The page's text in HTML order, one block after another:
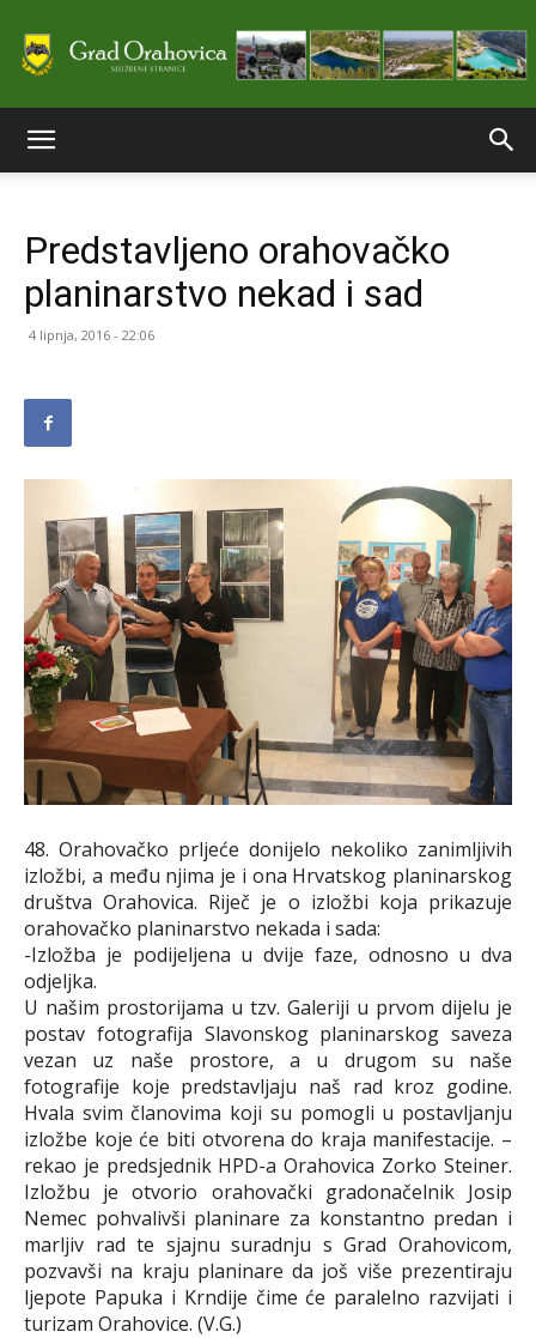
stranice
Predstavljeno orahovačko
planinarstvo nekad i sad
4 lipnja, 2016 - 22:06
48. Orahovačko prljeće donijelo nekoliko zanimljivih
izložbi, a među njima je i ona Hrvatskog planinarskog
društva Orahovica. Riječ je o izložbi koja prikazuje
orahovačko planinarstvo nekada i sada:
-Izložba je podijeljena u dvije faze, odnosno u dva
odjeljka.
U našim prostorijama u tzv. Galeriji u prvom dijelu je
postav fotografija Slavonskog planinarskog saveza
vezan uz naše prostore, a u drugom su naše
fotografije koje predstavljaju naš rad kroz godine.
Hvala svim članovima koji su pomogli u postavljanju
izložbe koje će biti otvorena do kraja manifestacije. –
rekao je predsjednik HPD-a Orahovica Zorko Steiner.
Izložbu je otvorio orahovački gradonačelnik Josip
Nemec pohvalivši planinare za konstantno predan i
marljiv rad te sjajnu suradnju s Grad Orahovicom,
pozvavši na kraju planinare da još više prezentiraju
ljepote Papuka i Krndije čime će paralelno razvijati i
turizam Orahovice. (V.G.)